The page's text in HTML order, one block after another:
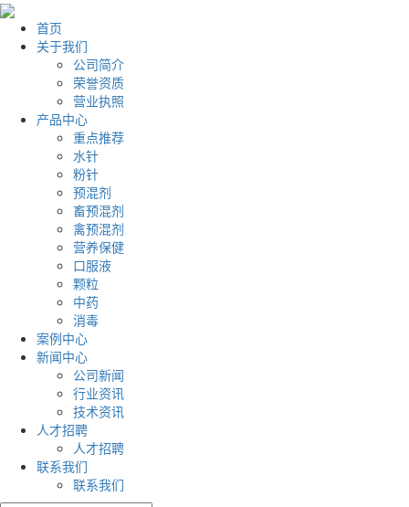
首页
关于我们
公司简介
荣誉资质
营业执照
产品中心
重点推荐
水针
粉针
预混剂
畜预混剂
禽预混剂
营养保健
口服液
颗粒
中药
消毒
案例中心
新闻中心
公司新闻
行业资讯
技术资讯
人才招聘
人才招聘
联系我们
联系我们